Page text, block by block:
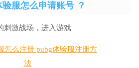
服怎么申请账号 ？
刺激战场，进入游戏